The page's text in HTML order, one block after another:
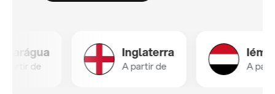
Inglaterra
A partir de
Iémen
A partir de